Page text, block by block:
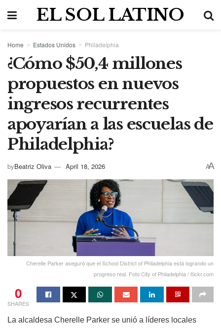
EL SOL LATINO
Home Estados Unidos Philadelphia
¿Cómo $50,4 millones
propuestos en nuevos
ingresos recurrentes
apoyarían a las escuelas de
Philadelphia?
byBeatriz Oliva April 18, 2026 AA
Cherelle Parker aseguró que el School District of Philadelphia está logrando un
progreso real. Foto City of Philadelphia / flickr.com
0
SHARES
La alcaldesa Cherelle Parker se unió a líderes locales